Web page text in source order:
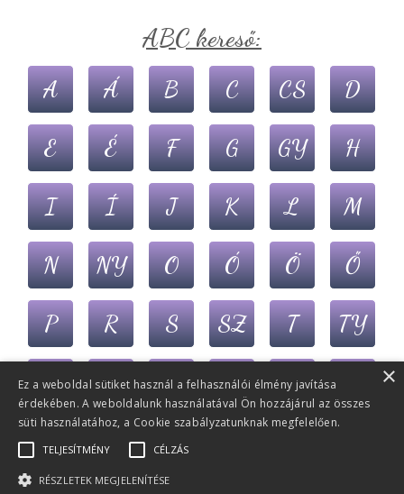
ABC kereső:
A Á B C CS D
E É F G GY H
I Í J K L M
N NY O Ó Ö Ő
P R S SZ T TY
U Ú Ü Ű V
ZS
×
Ez a weboldal sütiket használ a felhasználói élmény javítása
érdekében. A weboldalunk használatával Ön hozzájárul az összes
süti használatához, a Cookie szabályzatunknak megfelelően.
TELJESÍTMÉNY CÉLZÁS
RÉSZLETEK MEGJELENÍTÉSE